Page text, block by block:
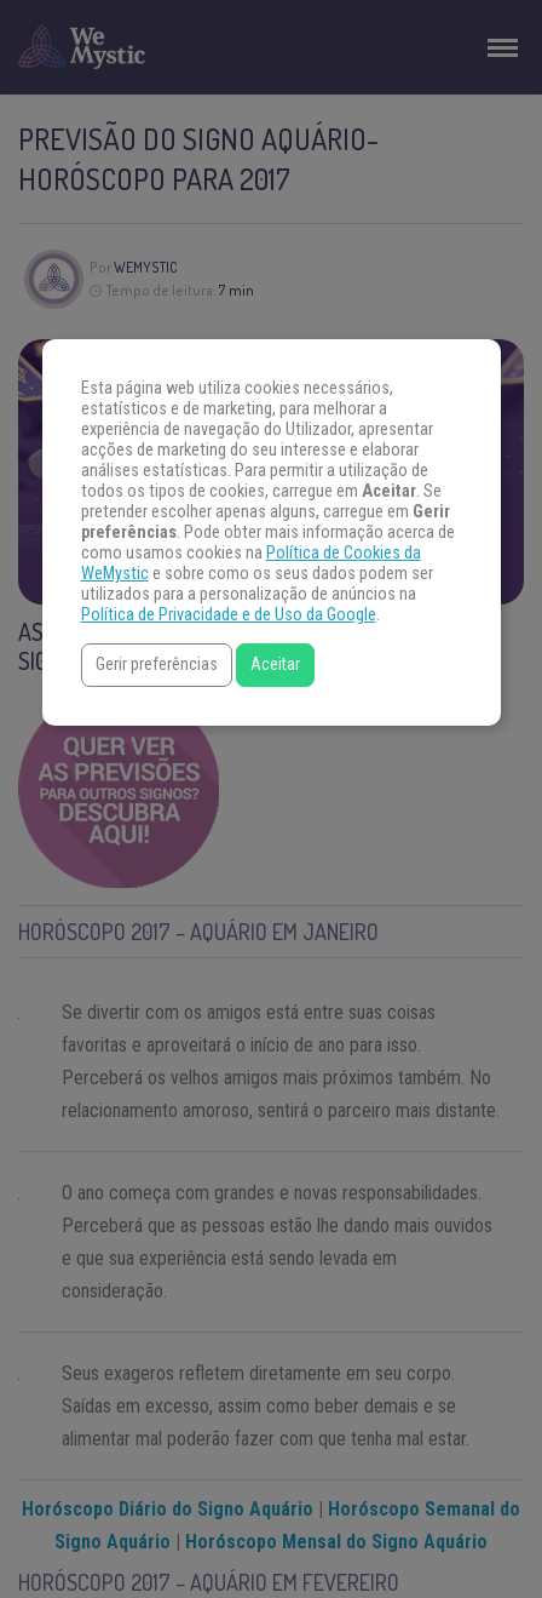
PREVISÃO DO SIGNO AQUÁRIO-
HORÓSCOPO PARA 2017
PorWEMYSTIC
Tempo de leitura: 7 min
ENCONTRE AS RESPOSTAS QUE
VOCÊ PROCURA
Concentre sua energia na sua pergunta e escolha um
oráculo. Se prepare.
DESCUBRA AS RESPOSTAS
ASTROLOGIA PARA 2017 – PREVISÃO MENSAL DO
SIGNO DE AQUÁRIO
HORÓSCOPO 2017 – AQUÁRIO EM JANEIRO
Se divertir com os amigos está entre suas coisas
favoritas e aproveitará o início de ano para isso.
Perceberá os velhos amigos mais próximos também. No
relacionamento amoroso, sentirá o parceiro mais distante.
O ano começa com grandes e novas responsabilidades.
Perceberá que as pessoas estão lhe dando mais ouvidos
e que sua experiência está sendo levada em
consideração.
Seus exageros refletem diretamente em seu corpo.
Saídas em excesso, assim como beber demais e se
alimentar mal poderão fazer com que tenha mal estar.
Horóscopo Diário do Signo Aquário | Horóscopo Semanal do
Signo Aquário | Horóscopo Mensal do Signo Aquário
HORÓSCOPO 2017 – AQUÁRIO EM FEVEREIRO
Esta página web utiliza cookies necessários,
estatísticos e de marketing, para melhorar a
experiência de navegação do Utilizador, apresentar
acções de marketing do seu interesse e elaborar
análises estatísticas. Para permitir a utilização de
todos os tipos de cookies, carregue em Aceitar. Se
pretender escolher apenas alguns, carregue em Gerir
preferências. Pode obter mais informação acerca de
como usamos cookies na Política de Cookies da
WeMystice sobre como os seus dados podem ser
utilizados para a personalização de anúncios na
Política de Privacidade e de Uso da Google.
Gerir preferências Aceitar